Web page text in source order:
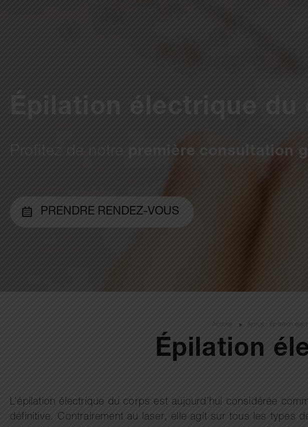
Épilation électrique du
Profitez de notre première consultation
PRENDRE RENDEZ-VOUS
Accueil Apilus : Épilation
Épilation
L’épilation électrique du corps est aujourd’hui considérée
définitive. Contrairement au laser, elle agit sur tous les types